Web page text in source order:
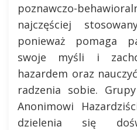
poznawczo-
najczęściej
ponieważ pomaga
swoje myśli i
hazardem oraz
radzenia sobie.
Anonimowi
dzielenia się